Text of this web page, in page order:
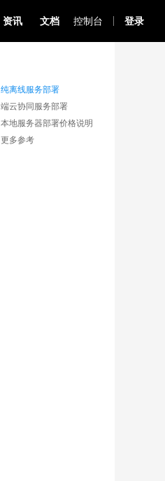
资讯 文档 控制台 登录
纯离线服务部署
端云协同服务部署
本地服务器部署价格说明
更多参考